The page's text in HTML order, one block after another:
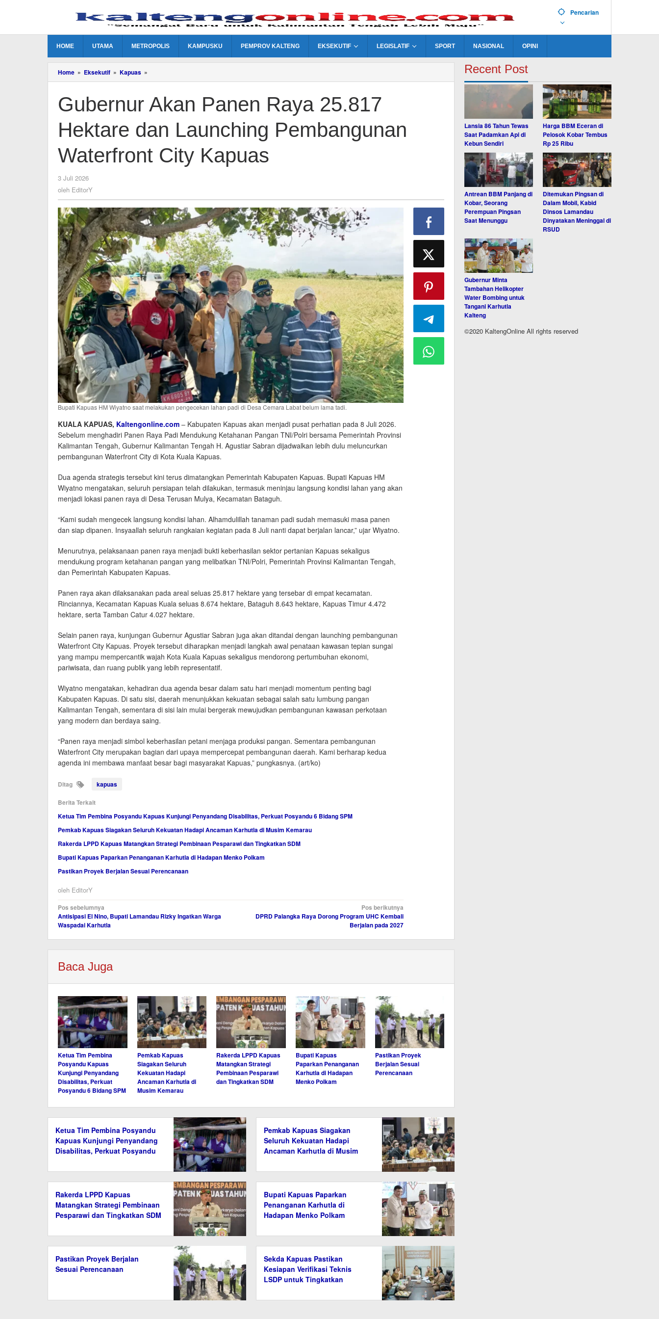
Pencarian
HOME UTAMA METROPOLIS KAMPUSKU PEMPROV KALTENG EKSEKUTIF LEGISLATIF SPORT NASIONAL OPINI
Home » Eksekutif » Kapuas »
Akan
Raya
25.817
dan
Launching
Waterfront
City
Gubernur Akan Panen Raya 25.817
Hektare dan Launching Pembangunan
Waterfront City Kapuas
3 Juli 2026
oleh EditorY
Bupati Kapuas HM Wiyatno saat melakukan pengecekan lahan padi di Desa Cemara Labat belum lama tadi.
KUALA KAPUAS, Kaltengonline.com – Kabupaten Kapuas akan menjadi pusat perhatian pada 8 Juli 2026.
Sebelum menghadiri Panen Raya Padi Mendukung Ketahanan Pangan TNI/Polri bersama Pemerintah Provinsi
Kalimantan Tengah, Gubernur Kalimantan Tengah H. Agustiar Sabran dijadwalkan lebih dulu meluncurkan
pembangunan Waterfront City di Kota Kuala Kapuas.
Dua agenda strategis tersebut kini terus dimatangkan Pemerintah Kabupaten Kapuas. Bupati Kapuas HM
Wiyatno mengatakan, seluruh persiapan telah dilakukan, termasuk meninjau langsung kondisi lahan yang akan
menjadi lokasi panen raya di Desa Terusan Mulya, Kecamatan Bataguh.
“Kami sudah mengecek langsung kondisi lahan. Alhamdulillah tanaman padi sudah memasuki masa panen
dan siap dipanen. Insyaallah seluruh rangkaian kegiatan pada 8 Juli nanti dapat berjalan lancar,” ujar Wiyatno.
Menurutnya, pelaksanaan panen raya menjadi bukti keberhasilan sektor pertanian Kapuas sekaligus
mendukung program ketahanan pangan yang melibatkan TNI/Polri, Pemerintah Provinsi Kalimantan Tengah,
dan Pemerintah Kabupaten Kapuas.
Panen raya akan dilaksanakan pada areal seluas 25.817 hektare yang tersebar di empat kecamatan.
Rinciannya, Kecamatan Kapuas Kuala seluas 8.674 hektare, Bataguh 8.643 hektare, Kapuas Timur 4.472
hektare, serta Tamban Catur 4.027 hektare.
Selain panen raya, kunjungan Gubernur Agustiar Sabran juga akan ditandai dengan launching pembangunan
Waterfront City Kapuas. Proyek tersebut diharapkan menjadi langkah awal penataan kawasan tepian sungai
yang mampu mempercantik wajah Kota Kuala Kapuas sekaligus mendorong pertumbuhan ekonomi,
pariwisata, dan ruang publik yang lebih representatif.
Wiyatno mengatakan, kehadiran dua agenda besar dalam satu hari menjadi momentum penting bagi
Kabupaten Kapuas. Di satu sisi, daerah menunjukkan kekuatan sebagai salah satu lumbung pangan
Kalimantan Tengah, sementara di sisi lain mulai bergerak mewujudkan pembangunan kawasan perkotaan
yang modern dan berdaya saing.
“Panen raya menjadi simbol keberhasilan petani menjaga produksi pangan. Sementara pembangunan
Waterfront City merupakan bagian dari upaya mempercepat pembangunan daerah. Kami berharap kedua
agenda ini membawa manfaat besar bagi masyarakat Kapuas,” pungkasnya. (art/ko)
Ditag kapuas
Berita Terkait
Ketua Tim Pembina Posyandu Kapuas Kunjungi Penyandang Disabilitas, Perkuat Posyandu 6 Bidang SPM
Pemkab Kapuas Siagakan Seluruh Kekuatan Hadapi Ancaman Karhutla di Musim Kemarau
Rakerda LPPD Kapuas Matangkan Strategi Pembinaan Pesparawi dan Tingkatkan SDM
Bupati Kapuas Paparkan Penanganan Karhutla di Hadapan Menko Polkam
Pastikan Proyek Berjalan Sesuai Perencanaan
oleh EditorY
Navigasi
pos
Pos sebelumnya
Antisipasi El Nino, Bupati Lamandau Rizky Ingatkan Warga
Waspadai Karhutla
Pos berikutnya
DPRD Palangka Raya Dorong Program UHC Kembali
Berjalan pada 2027
Baca Juga
Ketua Tim Pembina
Posyandu Kapuas
Kunjungi Penyandang
Disabilitas, Perkuat
Posyandu 6 Bidang SPM
Pemkab Kapuas
Siagakan Seluruh
Kekuatan Hadapi
Ancaman Karhutla di
Musim Kemarau
Rakerda LPPD Kapuas
Matangkan Strategi
Pembinaan Pesparawi
dan Tingkatkan SDM
Bupati Kapuas
Paparkan Penanganan
Karhutla di Hadapan
Menko Polkam
Pastikan Proyek
Berjalan Sesuai
Perencanaan
Ketua Tim Pembina Posyandu
Kapuas Kunjungi Penyandang
Disabilitas, Perkuat Posyandu
Pemkab Kapuas Siagakan
Seluruh Kekuatan Hadapi
Ancaman Karhutla di Musim
Rakerda LPPD Kapuas
Matangkan Strategi Pembinaan
Pesparawi dan Tingkatkan SDM
Bupati Kapuas Paparkan
Penanganan Karhutla di
Hadapan Menko Polkam
Pastikan Proyek Berjalan
Sesuai Perencanaan
Sekda Kapuas Pastikan
Kesiapan Verifikasi Teknis
LSDP untuk Tingkatkan
Recent Post
Lansia 86 Tahun Tewas
Saat Padamkan Api di
Kebun Sendiri
Harga BBM Eceran di
Pelosok Kobar Tembus
Rp 25 Ribu
Antrean BBM Panjang di
Kobar, Seorang
Perempuan Pingsan
Saat Menunggu
Ditemukan Pingsan di
Dalam Mobil, Kabid
Dinsos Lamandau
Dinyatakan Meninggal di
RSUD
Gubernur Minta
Tambahan Helikopter
Water Bombing untuk
Tangani Karhutla
Kalteng
©2020 KaltengOnline All rights reserved